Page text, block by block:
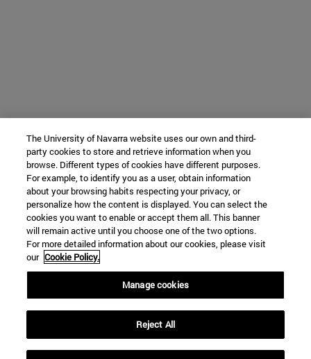
The University of Navarra website uses our own and third-
party cookies to store and retrieve information when you
browse. Different types of cookies have different purposes.
For example, to identify you as a user, obtain information
about your browsing habits respecting your privacy, or
personalize how the content is displayed. You can select the
cookies you want to enable or accept them all. This banner
will remain active until you choose one of the two options.
For more detailed information about our cookies, please visit
our Cookie Policy.
Manage cookies
Reject All